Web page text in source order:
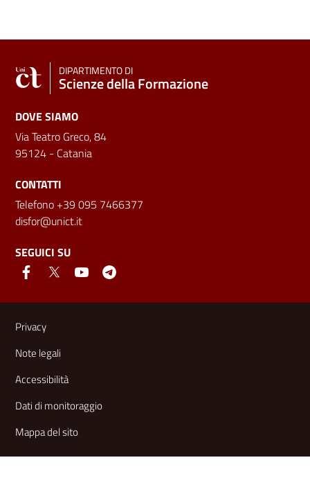
DIPARTIMENTO DI
Scienze della Formazione
DOVE SIAMO
Via Teatro Greco, 84
95124 - Catania
CONTATTI
Telefono +39 095 7466377
disfor@unict.it
SEGUICI SU
Link e informazioni utili
Privacy
Note legali
Accessibilità
Dati di monitoraggio
Mappa del sito